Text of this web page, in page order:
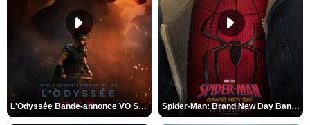
L'Odyssée Bande-annonce VO STFR Spider-Man: Brand New Day Bande-annonce VO STFR